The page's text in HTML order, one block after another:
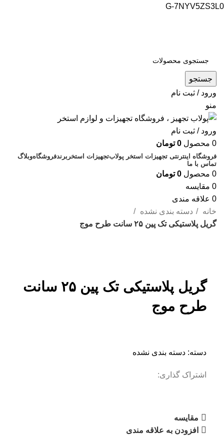
G-7NYV5ZS3L0
جستجو
ورود / ثبت نام
منو
ورود / ثبت نام
0 محصول 0 تومان
فروشگاه اینترنتی تجهیزات استخر پولابتجهیزات استخر برندفروشگاهوبلاگ
تماس با ما
0 محصول 0 تومان
0 مقایسه
0 علاقه مندی
خانه
دسته بندی نشده
گریل پلاستیکی تک پین ۲۵ سانت طرح موج
گریل پلاستیکی تک پین ۲۵ سانت
طرح موج
دسته: دسته بندی نشده
اشتراک گذاری:
مقایسه
افزودن به علاقه مندی